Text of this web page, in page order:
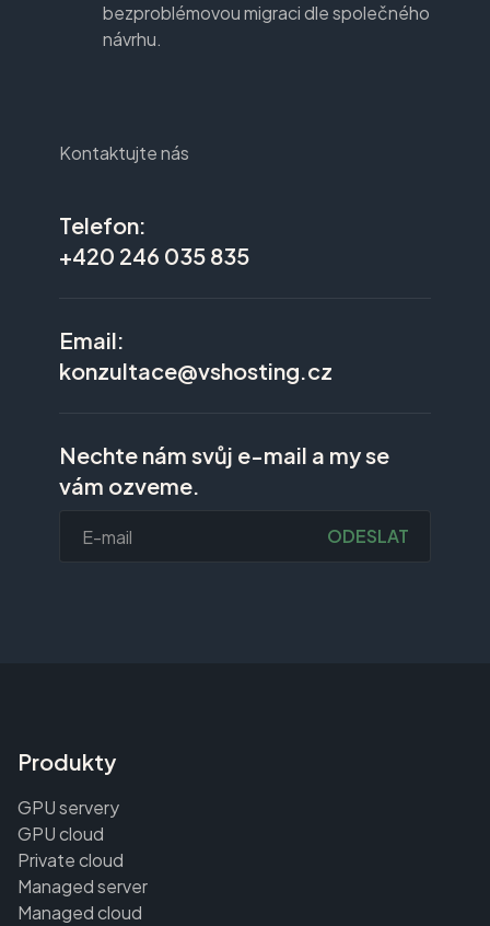
bezproblémovou migraci dle společného
návrhu.
Kontaktujte nás
Telefon:
+420 246 035 835
Email:
konzultace@vshosting.cz
Nechte nám svůj e-mail a my se
vám ozveme.
ODESLAT
Produkty
GPU servery
GPU cloud
Private cloud
Managed server
Managed cloud